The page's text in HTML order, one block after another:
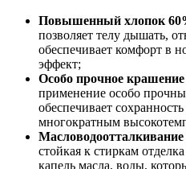
Повышенный хлопок
позволяет телу дышать,
обеспечивает комфорт в
эффект;
Особо прочное крашение
применение особо
обеспечивает
многократным
Масловодоотталкивание
стойкая к стиркам
капель масла, воды,